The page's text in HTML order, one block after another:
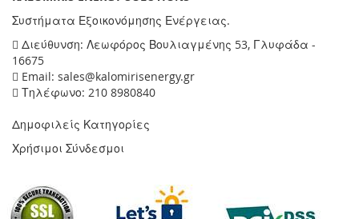
Συστήματα Εξοικονόμησης Ενέργειας.
Διεύθυνση: Λεωφόρος Βουλιαγμένης 53, Γλυφάδα -
16675
Email: sales@kalomirisenergy.gr
Τηλέφωνο: 210 8980840
Δημοφιλείς Κατηγορίες
Χρήσιμοι Σύνδεσμοι